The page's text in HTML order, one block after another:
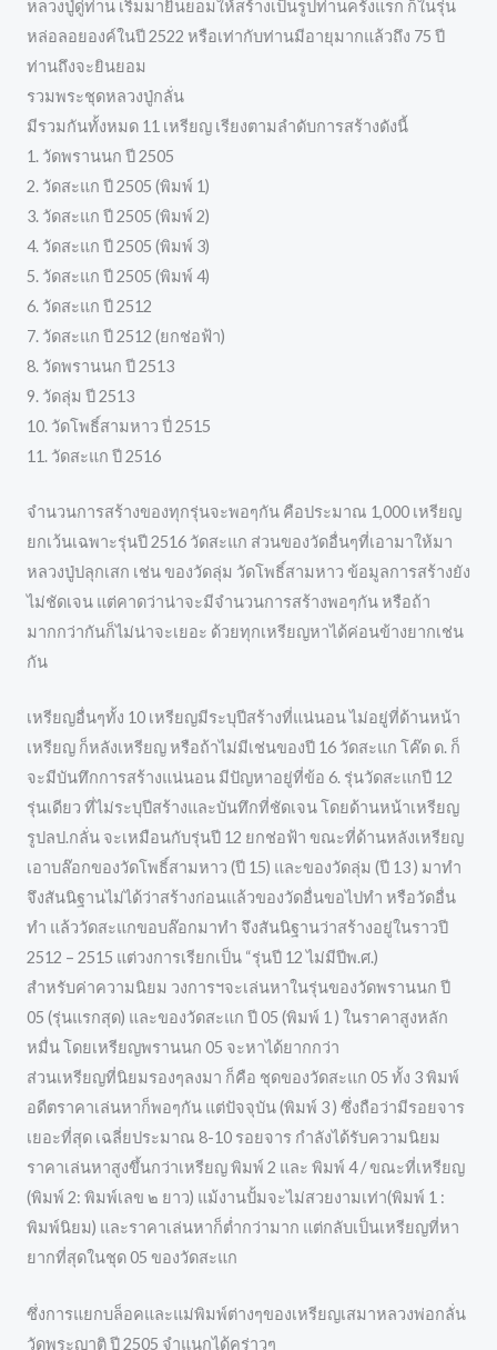
หลวงปู่ดู่ท่าน เริ่มมายินยอมให้สร้างเป็นรูปท่านครั้งแรก ก็ในรุ่น
หล่อลอยองค์ในปี 2522 หรือเท่ากับท่านมีอายุมากแล้วถึง 75 ปี
ท่านถึงจะยินยอม
รวมพระชุดหลวงปู่กลั่น
มีรวมกันทั้งหมด 11 เหรียญ เรียงตามลำดับการสร้างดังนี้
1. วัดพรานนก ปี 2505
2. วัดสะแก ปี 2505 (พิมพ์ 1)
3. วัดสะแก ปี 2505 (พิมพ์ 2)
4. วัดสะแก ปี 2505 (พิมพ์ 3)
5. วัดสะแก ปี 2505 (พิมพ์ 4)
6. วัดสะแก ปี 2512
7. วัดสะแก ปี 2512 (ยกช่อฟ้า)
8. วัดพรานนก ปี 2513
9. วัดลุ่ม ปี 2513
10. วัดโพธิ์สามหาว ปี่ 2515
11. วัดสะแก ปี 2516
จำนวนการสร้างของทุกรุ่นจะพอๆกัน คือประมาณ 1,000 เหรียญ
ยกเว้นเฉพาะรุ่นปี 2516 วัดสะแก ส่วนของวัดอื่นๆที่เอามาให้มา
หลวงปู่ปลุกเสก เช่น ของวัดลุ่ม วัดโพธิ์สามหาว ข้อมูลการสร้างยัง
ไม่ชัดเจน แต่คาดว่าน่าจะมีจำนวนการสร้างพอๆกัน หรือถ้า
มากกว่ากันก็ไม่น่าจะเยอะ ด้วยทุกเหรียญหาได้ค่อนข้างยากเช่น
กัน
เหรียญอื่นๆทั้ง 10 เหรียญมีระบุปีสร้างที่แน่นอน ไม่อยู่ที่ด้านหน้า
เหรียญ ก็หลังเหรียญ หรือถ้าไม่มีเช่นของปี 16 วัดสะแก โค๊ด ด. ก็
จะมีบันทึกการสร้างแน่นอน มีปัญหาอยู่ที่ข้อ 6. รุ่นวัดสะแกปี 12
รุ่นเดียว ที่ไม่ระบุปีสร้างและบันทึกที่ชัดเจน โดยด้านหน้าเหรียญ
รูปลป.กลั่น จะเหมือนกับรุ่นปี 12 ยกช่อฟ้า ขณะที่ด้านหลังเหรียญ
เอาบล๊อกของวัดโพธิ์สามหาว (ปี 15) และของวัดลุ่ม (ปี 13 ) มาทำ
จึงสันนิฐานไม่ได้ว่าสร้างก่อนแล้วของวัดอื่นขอไปทำ หรือวัดอื่น
ทำ แล้ววัดสะแกขอบล๊อกมาทำ จึงสันนิฐานว่าสร้างอยู่ในราวปี
2512 – 2515 แต่วงการเรียกเป็น “รุ่นปี 12 ไม่มีปีพ.ศ.)
สำหรับค่าความนิยม วงการฯจะเล่นหาในรุ่นของวัดพรานนก ปี
05 (รุ่นแรกสุด) และของวัดสะแก ปี 05 (พิมพ์ 1 ) ในราคาสูงหลัก
หมื่น โดยเหรียญพรานนก 05 จะหาได้ยากกว่า
ส่วนเหรียญที่นิยมรองๆลงมา ก็คือ ชุดของวัดสะแก 05 ทั้ง 3 พิมพ์
อดีตราคาเล่นหาก็พอๆกัน แต่ปัจจุบัน (พิมพ์ 3 ) ซึ่งถือว่ามีรอยจาร
เยอะที่สุด เฉลี่ยประมาณ 8-10 รอยจาร กำลังได้รับความนิยม
ราคาเล่นหาสูงขึ้นกว่าเหรียญ พิมพ์ 2 และ พิมพ์ 4 / ขณะที่เหรียญ
(พิมพ์ 2: พิมพ์เลข ๒ ยาว) แม้งานปั้มจะไม่สวยงามเท่า(พิมพ์ 1 :
พิมพ์นิยม) และราคาเล่นหาก็ต่ำกว่ามาก แต่กลับเป็นเหรียญที่หา
ยากที่สุดในชุด 05 ของวัดสะแก
ซึ่งการแยกบล็อคและแม่พิมพ์ต่างๆของเหรียญเสมาหลวงพ่อกลั่น
วัดพระญาติ ปี 2505 จำแนกได้คร่าวๆ